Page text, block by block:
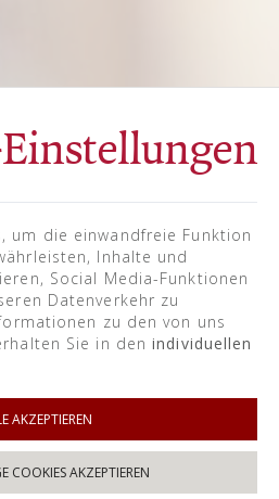
um die einwandfreie Funktion
Inhalte und
Social Media-Funktionen
Datenverkehr zu
zu den von uns
Sie in denindividuellen
AKZEPTIEREN
COOKIES AKZEPTIEREN